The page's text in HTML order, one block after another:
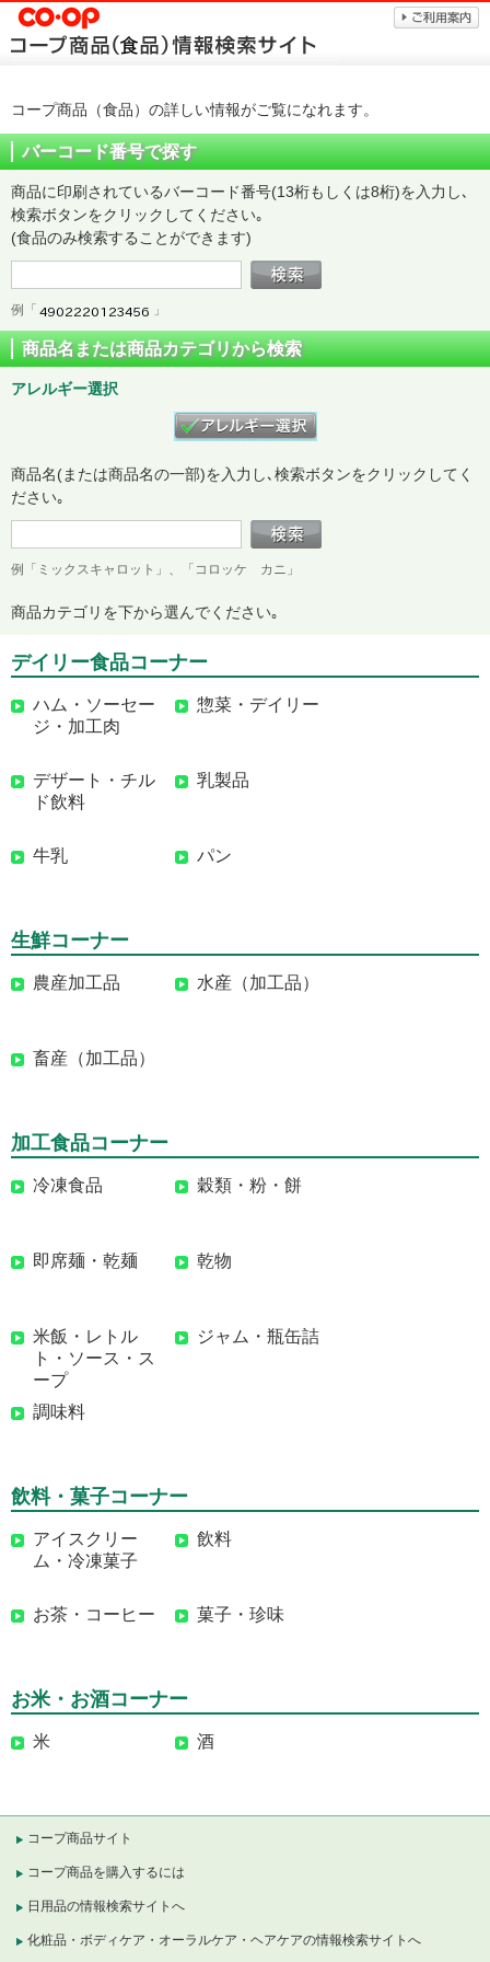
コープ商品（食品）の詳しい情報がご覧になれます。
バーコード番号で探す
商品に印刷されているバーコード番号(13桁もしくは8桁)を入力し､
検索ボタンをクリックしてください｡
(食品のみ検索することができます)
例「 」
商品名または商品カテゴリから検索
アレルギー選択
商品名(または商品名の一部)を入力し､検索ボタンをクリックしてく
ださい｡
例「ミックスキャロット」、「コロッケ カニ」
商品カテゴリを下から選んでください｡
デイリー食品コーナー
ハム・ソーセー
ジ・加工肉
惣菜・デイリー
デザート・チル
ド飲料
乳製品
牛乳 パン
生鮮コーナー
農産加工品 水産（加工品）
畜産（加工品）
加工食品コーナー
冷凍食品 穀類・粉・餅
即席麺・乾麺 乾物
米飯・レトル
ト・ソース・ス
ープ
ジャム・瓶缶詰
調味料
飲料・菓子コーナー
アイスクリー
ム・冷凍菓子
飲料
お茶・コーヒー 菓子・珍味
お米・お酒コーナー
米 酒
コープ商品サイト
コープ商品を購入するには
日用品の情報検索サイトへ
化粧品・ボディケア・オーラルケア・ヘアケアの情報検索サイトへ